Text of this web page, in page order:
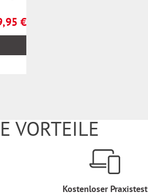
Preis:
€
VORTEILE
Kostenloser Praxistest